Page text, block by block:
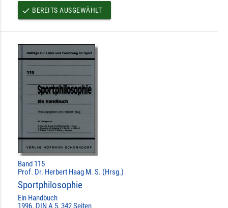
done BEREITS AUSGEWÄHLT
Band 115
Prof. Dr. Herbert Haag M. S. (Hrsg.)
Sportphilosophie
Ein Handbuch
1996. DIN A 5, 342 Seiten